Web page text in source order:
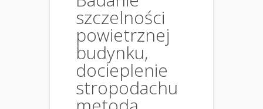
szczelności
powietrznej
budynku,
docieplenie
stropodachu